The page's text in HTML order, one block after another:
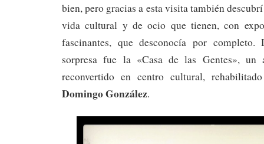
bien, pero gracias a esta visita también
vida cultural y de ocio que tienen, con
fascinantes, que desconocía por completo.
sorpresa fue la «Casa de las Gentes», un
reconvertido en centro cultural,
Domingo González.